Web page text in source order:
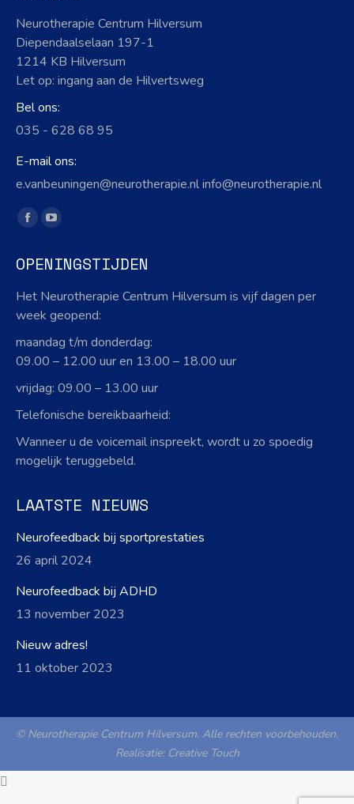
Neurotherapie Centrum Hilversum
Diependaalselaan 197-1
1214 KB Hilversum
Let op: ingang aan de Hilvertsweg
Bel ons:
035 - 628 68 95
E-mail ons:
e.vanbeuningen@neurotherapie.nl info@neurotherapie.nl
Vind ons op:
Facebook
opens
in
new
YouTube
opens
new
OPENINGSTIJDEN
Het Neurotherapie Centrum Hilversum is vijf dagen per
week geopend:
maandag t/m donderdag:
09.00 – 12.00 uur en 13.00 – 18.00 uur
vrijdag: 09.00 – 13.00 uur
Telefonische bereikbaarheid:
Wanneer u de voicemail inspreekt, wordt u zo spoedig
mogelijk teruggebeld.
LAATSTE NIEUWS
Neurofeedback bij sportprestaties
26 april 2024
Neurofeedback bij ADHD
13 november 2023
Nieuw adres!
11 oktober 2023
© Neurotherapie Centrum Hilversum. Alle rechten voorbehouden.
Realisatie: Creative Touch